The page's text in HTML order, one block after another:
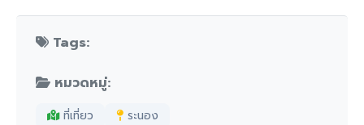
Tags:
หมวดหมู่:
ที่เที่ยว ระนอง